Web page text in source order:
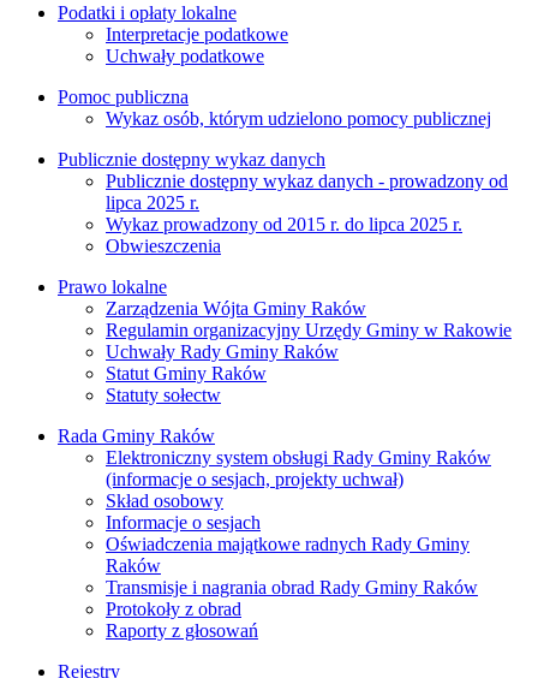
Podatki i opłaty lokalne
Interpretacje podatkowe
Uchwały podatkowe
Pomoc publiczna
Wykaz osób, którym udzielono pomocy publicznej
Publicznie dostępny wykaz danych
Publicznie dostępny wykaz danych - prowadzony od
lipca 2025 r.
Wykaz prowadzony od 2015 r. do lipca 2025 r.
Obwieszczenia
Prawo lokalne
Zarządzenia Wójta Gminy Raków
Regulamin organizacyjny Urzędy Gminy w Rakowie
Uchwały Rady Gminy Raków
Statut Gminy Raków
Statuty sołectw
Rada Gminy Raków
Elektroniczny system obsługi Rady Gminy Raków
(informacje o sesjach, projekty uchwał)
Skład osobowy
Informacje o sesjach
Oświadczenia majątkowe radnych Rady Gminy
Raków
Transmisje i nagrania obrad Rady Gminy Raków
Protokoły z obrad
Raporty z głosowań
Rejestry